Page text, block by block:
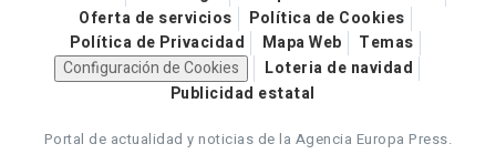
Oferta de servicios
Política de Cookies
Política de Privacidad
Mapa Web
Temas
Configuración de Cookies
Loteria de navidad
Publicidad estatal
Portal de actualidad y noticias de la Agencia Europa Press.